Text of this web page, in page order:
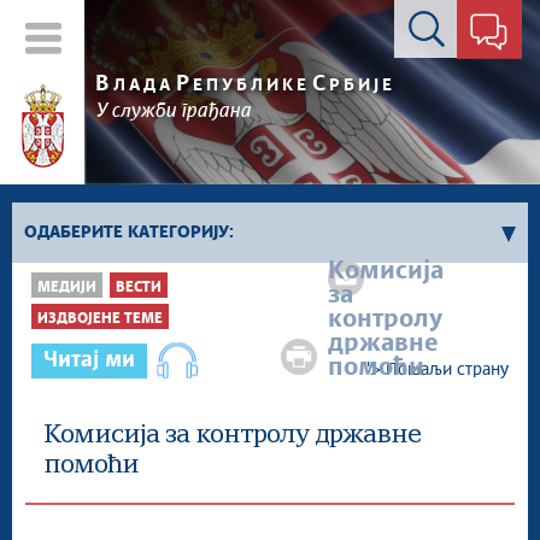
Контакт форма
В ЛАДА РЕПУБЛИКЕ СРБИЈЕ
У служби грађана
ОДАБЕРИТЕ КАТЕГОРИЈУ:
Влада Србије
Активности премијера
Активности потпредседника
Косово и Метохија
Политика
Економија
Комисија
за
контролу
државне
помоћи
">Пошаљи страну
МЕДИЈИ ВЕСТИ
ИЗДВОЈЕНЕ ТЕМЕ
Читај ми
Комисија за контролу државне
помоћи